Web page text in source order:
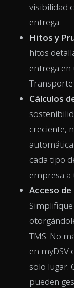
visibilidad
entrega.
Hitos y
hitos
entrega en
Cálculos
creciente,
cada tipo
empresa a
Acceso
TMS. No
en myDSV
solo lugar.
pueden